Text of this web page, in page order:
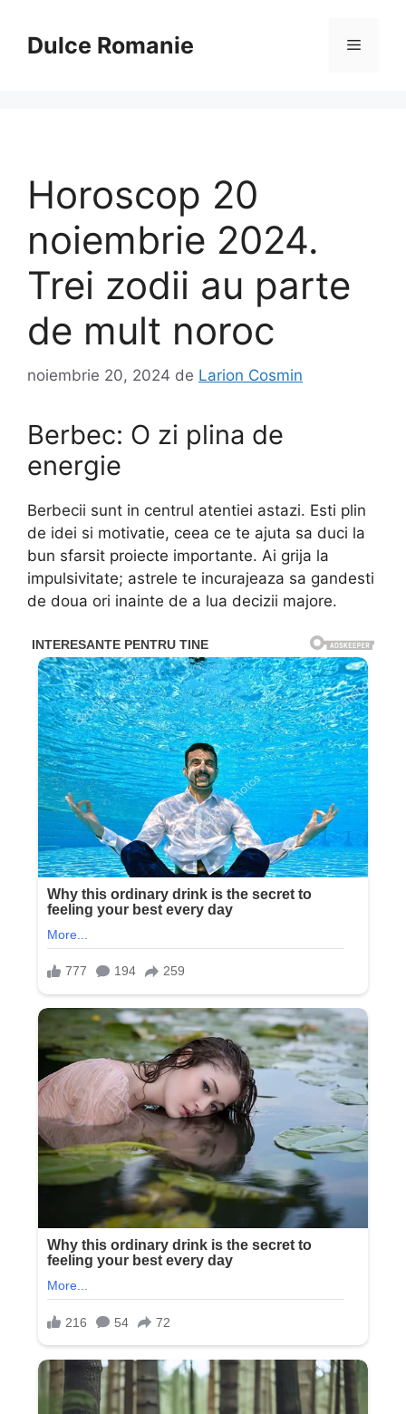
conținutDulce Romanie Meniu
Horoscop 20
noiembrie 2024.
Trei zodii au parte
de mult noroc
noiembrie 20, 2024 de Larion Cosmin
Berbec: O zi plina de
energie
Berbecii sunt in centrul atentiei astazi. Esti plin
de idei si motivatie, ceea ce te ajuta sa duci la
bun sfarsit proiecte importante. Ai grija la
impulsivitate; astrele te incurajeaza sa gandesti
de doua ori inainte de a lua decizii majore.